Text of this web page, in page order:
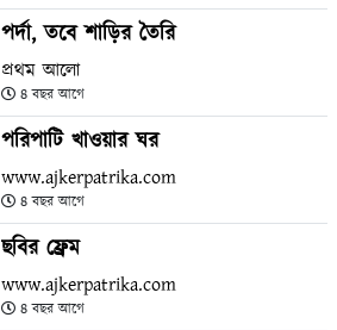
পর্দা, তবে শাড়ির তৈরি
প্রথম আলো
৪ বছর আগে
পরিপাটি খাওয়ার ঘর
www.ajkerpatrika.com
৪ বছর আগে
ছবির ফ্রেম
www.ajkerpatrika.com
৪ বছর আগে